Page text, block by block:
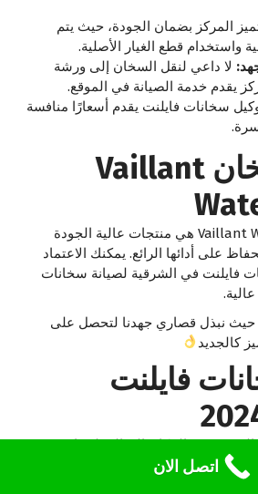
المركز بضمان الجودة، حيث يتم
واستخدام قطع الغيار الأصلية.
لا داعي لنقل السخان إلى ورشة
يقدم خدمة الصيانة في الموقع.
سخانات فايلنت يقدم أسعارًا منافسة
صيانة السخان Vaillant
سخانات Vaillant Water Heater هي منتجات عالية الجودة
على أدائها الرائع. يمكنك الاعتماد
فايلنت في الشرقية لصيانة سخانات
نبذل قصاري جهدنا لتحصل على
كالجديد
فايلنت
هو المكان المثالي لصيانة
عالية واعتماد على قطع الغيار
على توكيل سخانات فايلنت في الشرقية
اتصل الان